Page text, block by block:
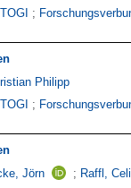
;
Philipp
;
Jörn ; Raffl,